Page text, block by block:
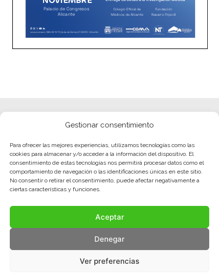
Gestionar consentimiento
Para ofrecer las mejores experiencias, utilizamos tecnologías como las
cookies para almacenar y/o acceder a la información del dispositivo. El
consentimiento de estas tecnologías nos permitirá procesar datos como el
comportamiento de navegación o las identificaciones únicas en este sitio.
No consentir o retirar el consentimiento, puede afectar negativamente a
ciertas características y funciones.
Aceptar
Denegar
Ver preferencias